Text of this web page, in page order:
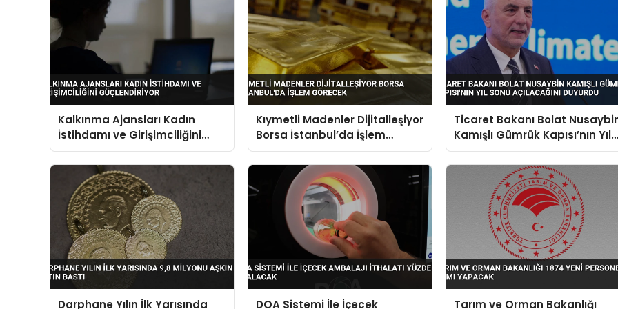
Kalkınma Ajansları Kadın
İstihdamı ve Girişimciliğini
Güçlendiriyor
Kıymetli Madenler Dijitalleşiyor
Borsa İstanbul’da İşlem
Görecek
Ticaret Bakanı Bolat
Kamışlı Gümrük Kapısı’nın Yıl
Sonu Açılacağını Duyurdu
Darphane Yılın İlk Yarısında DOA Sistemi İle İçecek Tarım ve Orman Bakanlığı